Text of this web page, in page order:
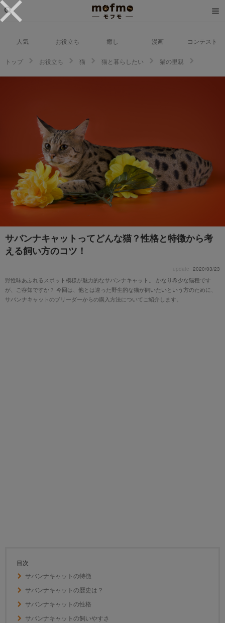
人気 お役立ち 癒し 漫画 コンテスト
トップ お役立ち 猫 猫と暮らしたい
猫の里親
サバンナキャットってどんな猫？性格と特徴から考
える飼い方のコツ！
update 2020/03/23
野性味あふれるスポット模様が魅力的なサバンナキャット。 かなり希少な猫種です
が、ご存知ですか？ 今回は、他とは違った野生的な猫が飼いたいという方のために、
サバンナキャットのブリーダーからの購入方法についてご紹介します。
目次
サバンナキャットの特徴
サバンナキャットの歴史は？
サバンナキャットの性格
サバンナキャットの飼いやすさ